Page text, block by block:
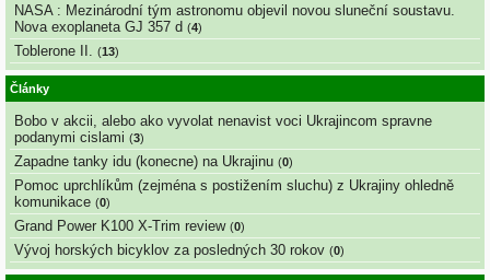
NASA : Mezinárodní tým astronomu objevil novou sluneční soustavu.
Nova exoplaneta GJ 357 d (4)
Toblerone II. (13)
Články
Bobo v akcii, alebo ako vyvolat nenavist voci Ukrajincom spravne
podanymi cislami (3)
Zapadne tanky idu (konecne) na Ukrajinu (0)
Pomoc uprchlíkům (zejména s postižením sluchu) z Ukrajiny ohledně
komunikace (0)
Grand Power K100 X-Trim review (0)
Vývoj horských bicyklov za posledných 30 rokov (0)